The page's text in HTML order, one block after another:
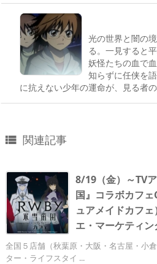
光の世界と闇の
る。一見すると
妖怪たちの血で
知らずに任侠を
に抗えない少年の運命が、見る者
 関連記事
8/19（金）～TV
国』コラボカフェ
ュアメイドカフ
エ・マーケティン
全国５店舗（秋葉原・大阪・名古屋・小
ター・ライフスタイ ...